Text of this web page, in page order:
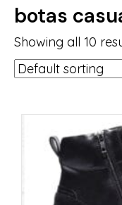
botas
Showing all 10